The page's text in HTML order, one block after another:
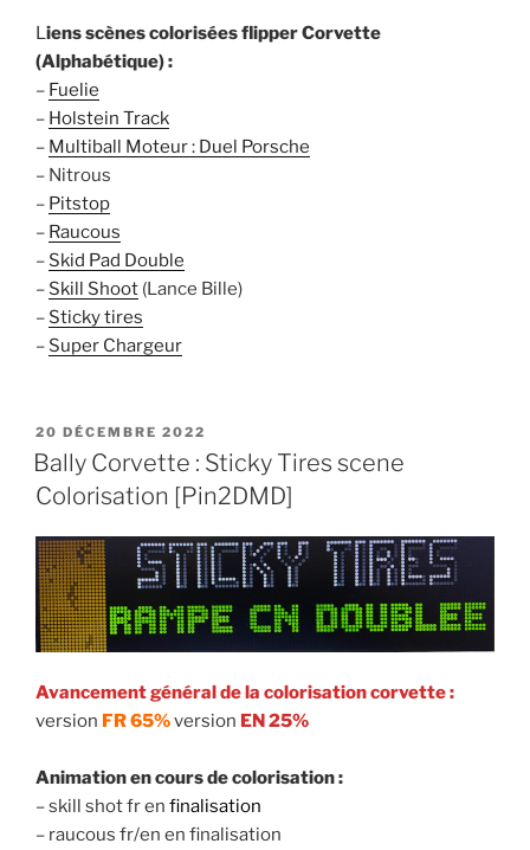
L iens scènes colorisées flipper Corvette
(Alphabétique) :
– Fuelie
– Holstein Track
– Multiball Moteur : Duel Porsche
– Nitrous
– Pitstop
– Raucous
– Skid Pad Double
– Skill Shoot (Lance Bille)
– Sticky tires
– Super Chargeur
PUBLIÉ
LE
20 DÉCEMBRE 2022
Bally Corvette : Sticky Tires scene
Colorisation [Pin2DMD]
Avancement général de la colorisation corvette :
version FR 65%version EN 25%
Animation en cours de colorisation :
– skill shot fr en finalisation
– raucous fr/en en finalisation